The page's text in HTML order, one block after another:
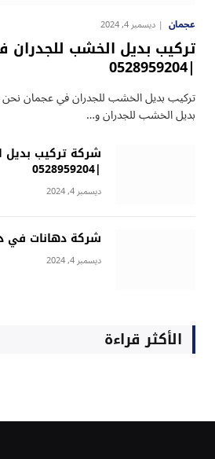
عجمان ديسمبر 4, 2024
تركيب بديل الخشب
|0528959204
تركيب بديل الخشب للجدران في عجمان
بديل الخشب للجدران و…
شركة تركيب بديل
|0528959204
ديسمبر 4, 2024
شركة دهانات في دبي
ديسمبر 4, 2024
الأكثر قراءة